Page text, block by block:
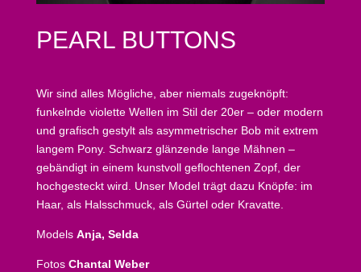
PEARL BUTTONS
Wir sind alles Mögliche, aber niemals zugeknöpft:
funkelnde violette Wellen im Stil der 20er – oder modern
und grafisch gestylt als asymmetrischer Bob mit extrem
langem Pony. Schwarz glänzende lange Mähnen –
gebändigt in einem kunstvoll geflochtenen Zopf, der
hochgesteckt wird. Unser Model trägt dazu Knöpfe: im
Haar, als Halsschmuck, als Gürtel oder Kravatte.
Models Anja, Selda
Fotos Chantal Weber